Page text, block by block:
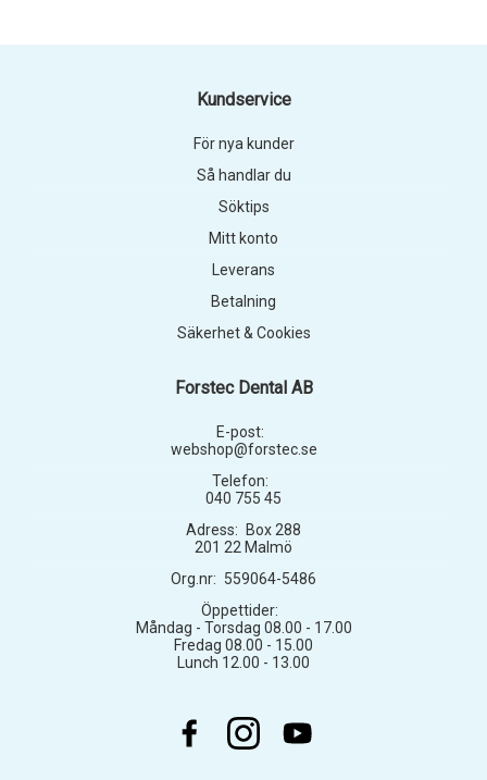
Forstec Dental AB
E-post:
webshop@forstec.se
Telefon:
040 755 45
Adress:
Box 288
201 22 Malmö
Org.nr: 559064-5486
Öppettider:
Måndag - Torsdag 08.00 - 17.00
Fredag 08.00 - 15.00
Lunch 12.00 - 13.00
Kundservice
För nya kunder
Så handlar du
Söktips
Mitt konto
Leverans
Betalning
Säkerhet & Cookies